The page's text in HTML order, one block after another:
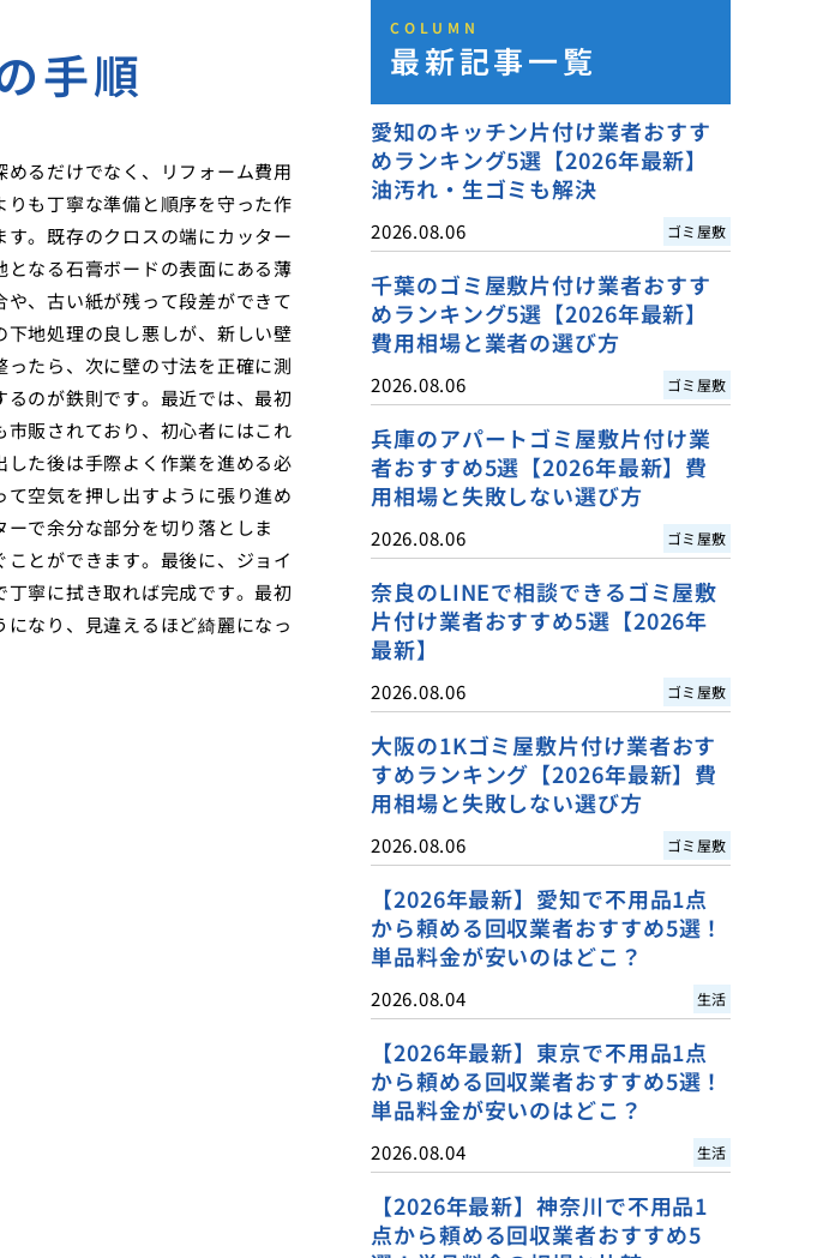
手順
るだけでなく、リフォーム費用
も丁寧な準備と順序を守った作
。既存のクロスの端にカッター
なる石膏ボードの表面にある薄
、古い紙が残って段差ができて
地処理の良し悪しが、新しい壁
たら、次に壁の寸法を正確に測
のが鉄則です。最近では、最初
販されており、初心者にはこれ
た後は手際よく作業を進める必
空気を押し出すように張り進め
で余分な部分を切り落としま
とができます。最後に、ジョイ
寧に拭き取れば完成です。最初
なり、見違えるほど綺麗になっ
COLUMN
最新記事一覧
愛知のキッチン片付け業者おすす
めランキング5選【2026年最新】
油汚れ・生ゴミも解決
2026.08.06 ゴミ屋敷
千葉のゴミ屋敷片付け業者おすす
めランキング5選【2026年最新】
費用相場と業者の選び方
2026.08.06 ゴミ屋敷
兵庫のアパートゴミ屋敷片付け業
者おすすめ5選【2026年最新】費
用相場と失敗しない選び方
2026.08.06 ゴミ屋敷
奈良のLINEで相談できるゴミ屋敷
片付け業者おすすめ5選【2026年
最新】
2026.08.06 ゴミ屋敷
大阪の1Kゴミ屋敷片付け業者おす
すめランキング【2026年最新】費
用相場と失敗しない選び方
2026.08.06 ゴミ屋敷
【2026年最新】愛知で不用品1点
から頼める回収業者おすすめ5選！
単品料金が安いのはどこ？
2026.08.04 生活
【2026年最新】東京で不用品1点
から頼める回収業者おすすめ5選！
単品料金が安いのはどこ？
2026.08.04 生活
【2026年最新】神奈川で不用品1
点から頼める回収業者おすすめ5